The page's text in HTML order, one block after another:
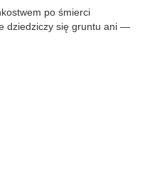
po śmierci
dziedziczy się gruntu ani —